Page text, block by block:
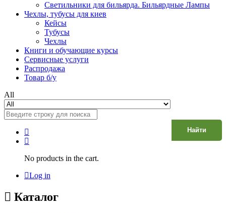
Светильники для бильярда. Бильярдные Лампы
Чехлы, тубусы для киев
Кейсы
Тубусы
Чехлы
Книги и обучающие курсы
Сервисные услуги
Распродажа
Товар б/у
All
Найти
No products in the cart.
Log in
Каталог